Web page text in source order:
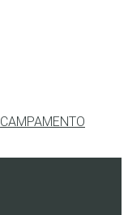
CAMPAMENTO